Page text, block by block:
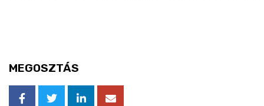
MEGOSZTÁS